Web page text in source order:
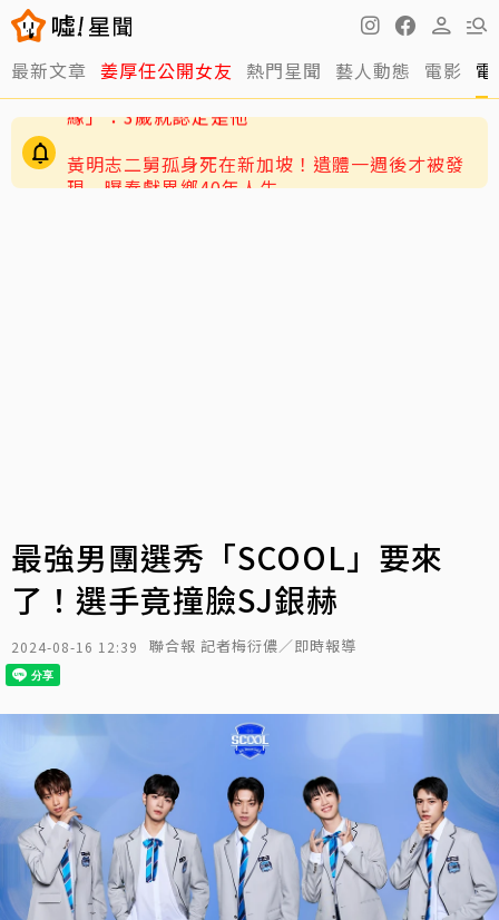
最新文章 姜厚任公開女友 熱門星聞 藝人動態 電影
現 曝奉獻異鄉40年人生
最強男團選秀「SCOOL」要來
了！選手竟撞臉SJ銀赫
2024-08-16 12:39 聯合報 記者梅衍儂／即時報導